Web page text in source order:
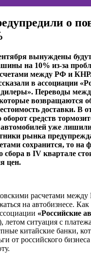
о
вынуждены
на 10% из-за
между РФ и
в ассоциации
Переводы
возвращаются
доставки. В
средств
уже
рынка
сохранится, то
сбора в IV квартале
цен.
расчетами
на автобизнесе. Как
«Российские
летом ситуация с
китайские банки,
от российского